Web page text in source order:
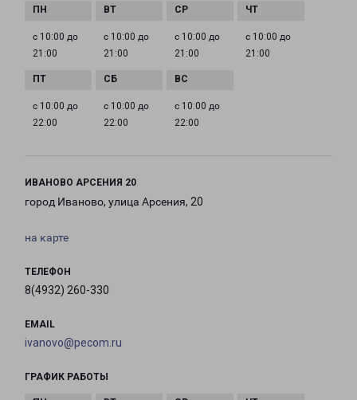
с 10:00 до
21:00
с 10:00 до
21:00
с 10:00 до
21:00
с 10:00 до
21:00
с 10:00 до
22:00
с 10:00 до
22:00
с 10:00 до
22:00
ИВАНОВО АРСЕНИЯ 20
город Иваново, улица Арсения, 20
на карте
ТЕЛЕФОН
8(4932) 260-330
EMAIL
ivanovo@pecom.ru
ГРАФИК РАБОТЫ